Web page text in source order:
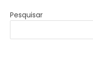
Pesquisar